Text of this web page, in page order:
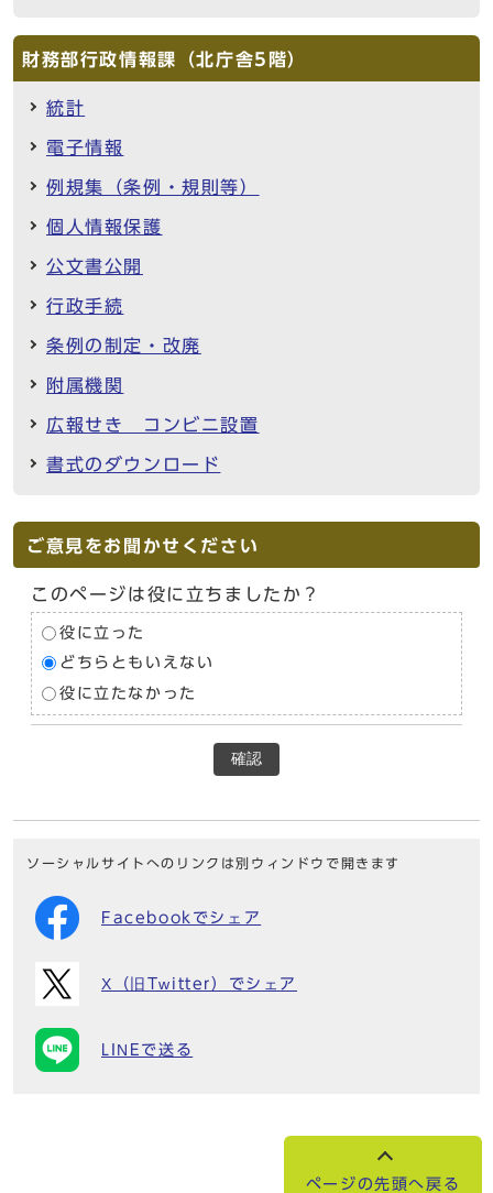
財務部行政情報課（北庁舎5階）
統計
電子情報
例規集（条例・規則等）
個人情報保護
公文書公開
行政手続
条例の制定・改廃
附属機関
広報せき コンビニ設置
書式のダウンロード
ご意見をお聞かせください
このページは役に立ちましたか？
役に立った
どちらともいえない
役に立たなかった
確認
ソーシャルサイトへのリンクは別ウィンドウで開きます
Facebookでシェア
X（旧Twitter）でシェア
LINEで送る
ページの先頭へ戻る